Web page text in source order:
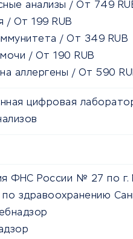
анализы / От 749
/ От 199 RUB
/ От 349 RUB
/ От 190 RUB
аллергены / От 590
цифровая
ФНС России № 27 по г.
здравоохранению